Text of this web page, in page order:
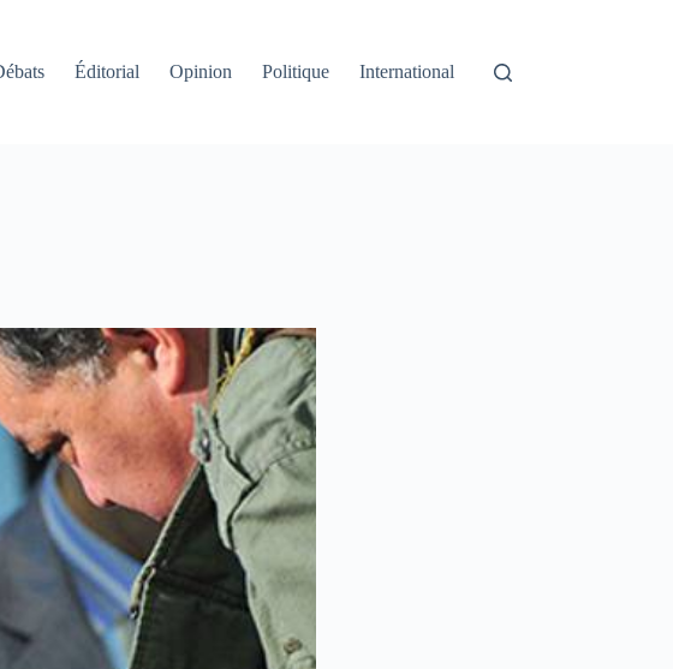
Éditorial Opinion Politique International